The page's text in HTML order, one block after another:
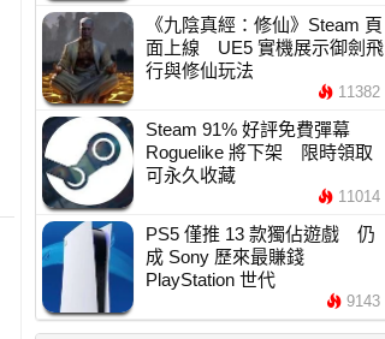
《九陰真經：修仙》Steam 頁
面上線 UE5 實機展示御劍飛
行與修仙玩法
11382
Steam 91% 好評免費彈幕
Roguelike 將下架 限時領取
可永久收藏
11014
PS5 僅推 13 款獨佔遊戲 仍
成 Sony 歷來最賺錢
PlayStation 世代
9143